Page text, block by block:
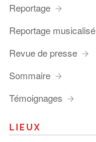
Reportage
Reportage musicalisé
Revue de presse
Sommaire
Témoignages
LIEUX